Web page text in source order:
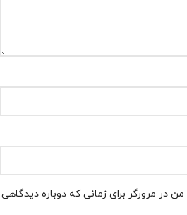
در مرورگر برای زمانی که دوباره دیدگاهی